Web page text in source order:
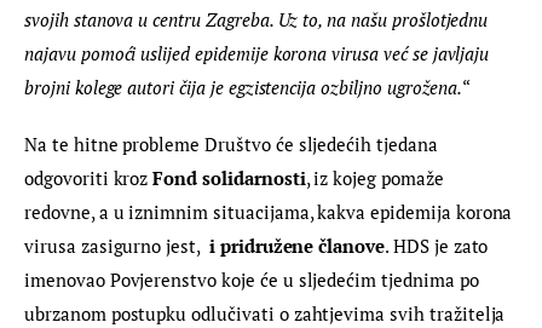
svojih stanova u centru Zagreba. Uz to, na našu prošlotjednu
najavu pomoći uslijed epidemije korona virusa već se javljaju
brojni kolege autori čija je egzistencija ozbiljno ugrožena.“
Na te hitne probleme Društvo će sljedećih tjedana
odgovoriti kroz Fond solidarnosti, iz kojeg pomaže
redovne, a u iznimnim situacijama, kakva epidemija korona
virusa zasigurno jest, i pridružene članove. HDS je zato
imenovao Povjerenstvo koje će u sljedećim tjednima po
ubrzanom postupku odlučivati o zahtjevima svih tražitelja